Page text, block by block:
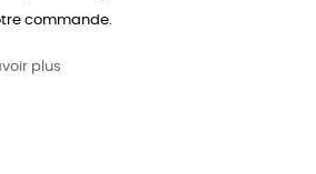
commande.
plus